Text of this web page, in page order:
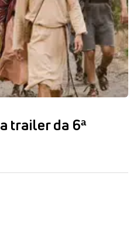
trailer da 6ª